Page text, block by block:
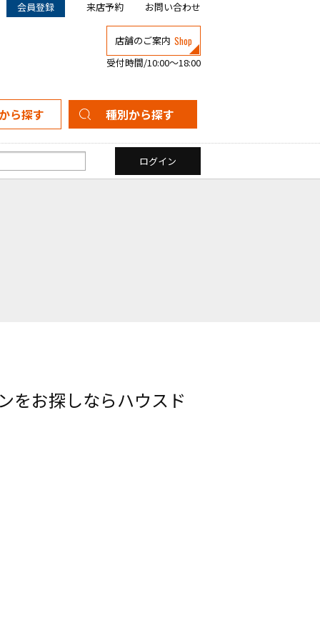
会員登録 来店予約 お問い合わせ
店舗のご案内 Shop
受付時間/10:00～18:00
ら探す 種別から探す
新築一戸建て
中古一戸建て
マンション
土地
をお探しならハウスド